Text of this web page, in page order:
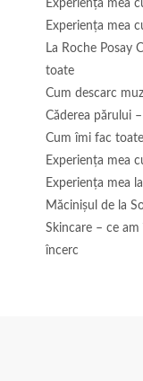
Experienţa mea
Experienţa mea
La Roche Posay
toate
Cum descarc
Căderea părului
Cum îmi fac
Experiența mea
Experiența mea
Măcinişul de la
Skincare – ce
încerc